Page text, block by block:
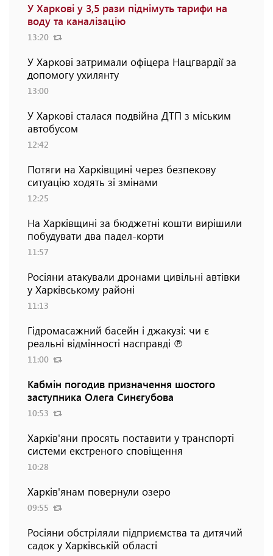
У Харкові у 3,5 рази піднімуть тарифи на
воду та каналізацію
13:20
У Харкові затримали офіцера Нацгвардії за
допомогу ухилянту
13:00
У Харкові сталася подвійна ДТП з міським
автобусом
12:42
Потяги на Харківщині через безпекову
ситуацію ходять зі змінами
12:25
На Харківщині за бюджетні кошти вирішили
побудувати два падел-корти
11:57
Росіяни атакували дронами цивільні автівки
у Харківському районі
11:13
Гідромасажний басейн і джакузі: чи є
реальні відмінності насправді ℗
11:00
Кабмін погодив призначення шостого
заступника Олега Синєгубова
10:53
Харків'яни просять поставити у транспорті
системи екстреного сповіщення
10:28
Харків'янам повернули озеро
09:55
Росіяни обстріляли підприємства та дитячий
садок у Харківській області